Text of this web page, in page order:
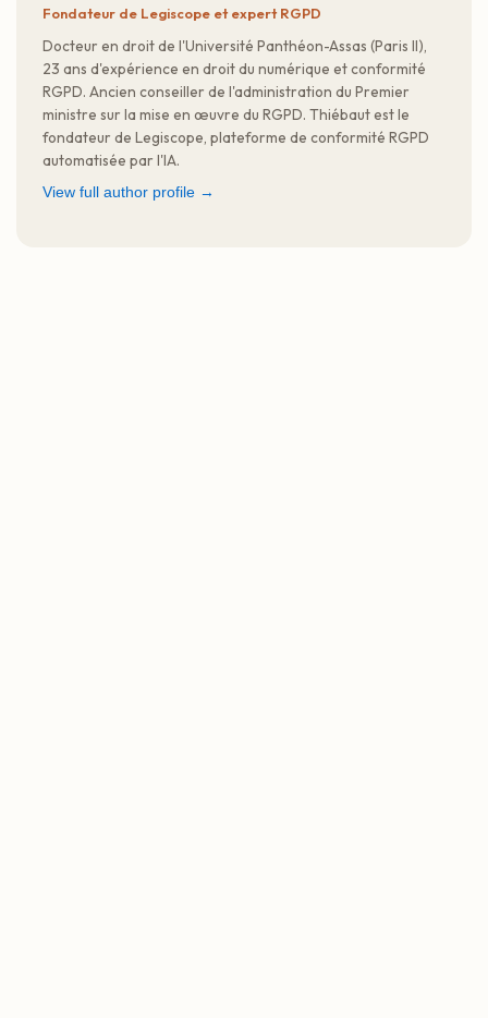
Fondateur de Legiscope et expert RGPD
Docteur en droit de l'Université Panthéon-Assas (Paris II),
23 ans d'expérience en droit du numérique et conformité
RGPD. Ancien conseiller de l'administration du Premier
ministre sur la mise en œuvre du RGPD. Thiébaut est le
fondateur de Legiscope, plateforme de conformité RGPD
automatisée par l'IA.
View full author profile →